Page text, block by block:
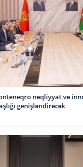
nəqliyyat və
genişləndirəcək